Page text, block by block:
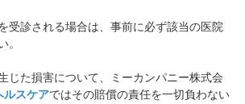
受診される場合は、事前に必ず該当の医院
。
じた損害について、ミーカンパニー株式会
ルスケアではその賠償の責任を一切負わない